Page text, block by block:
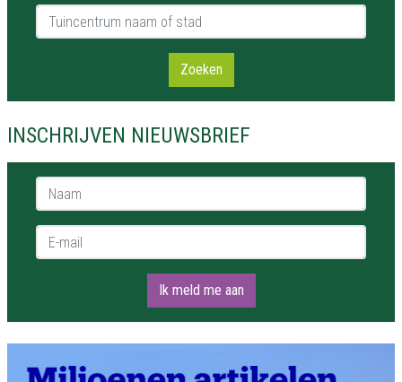
Tuincentrum naam of stad
Zoeken
INSCHRIJVEN NIEUWSBRIEF
Naam *
E-mail *
Ik meld me aan